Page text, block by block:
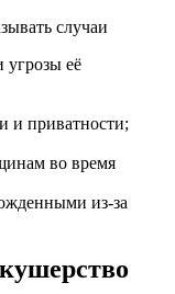
случаи
угрозы её
и приватности;
во время
из-за